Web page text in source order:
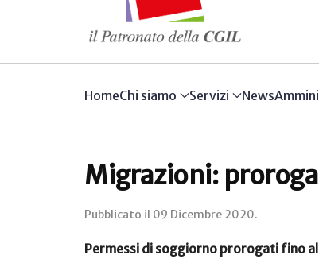
HomeChi siamo Servizi News
Migrazioni:
Pubblicato il 09 Dicembre 2020.
Permessi di soggiorno prorogati fino al